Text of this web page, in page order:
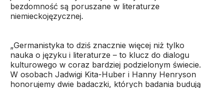
bezdomność są poruszane w literaturze
niemieckojęzycznej.
„Germanistyka to dziś znacznie więcej niż tylko
nauka o języku i literaturze – to klucz do dialogu
kulturowego w coraz bardziej podzielonym świecie.
W osobach Jadwigi Kita-Huber i Hanny Henryson
honorujemy dwie badaczki, których badania budują